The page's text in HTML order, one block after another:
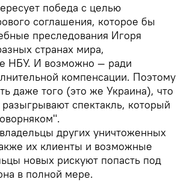
победа с целью
соглашения, которое бы
преследования Игоря
странах мира,
НБУ. И возможно — ради
компенсации. Поэтому
даже того (это же Украина), что
спектакль, который
других уничтоженных
их клиенты и возможные
новых рискуют попасть под
в полной мере.